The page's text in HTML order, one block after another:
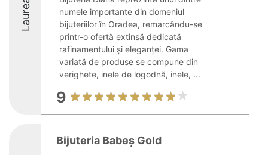
Laureați
numele importante din domeniul
bijuteriilor în Oradea, remarcându-se
printr-o ofertă extinsă dedicată
rafinamentului și eleganței. Gama
variată de produse se compune din
verighete, inele de logodnă, inele, ...
9
Bijuteria Babeș Gold